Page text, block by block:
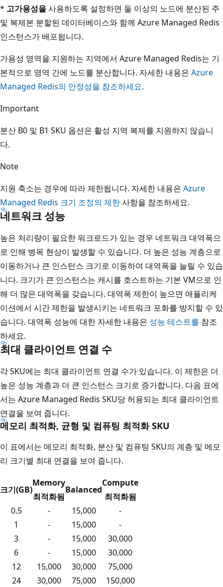
* 고가용성을사용하도록 설정하면 둘 이상의 노드에 분산된 주
및 복제본 분할된 데이터베이스와 함께 Azure Managed Redis
인스턴스가 배포됩니다.
가용성 영역을 지원하는 지역에서 Azure Managed Redis는 기
본적으로 영역 간에 노드를 분산합니다. 자세한 내용은 Azure
Managed Redis의 안정성을 참조하세요.
Important
분산 B0 및 B1 SKU 옵션은 활성 지역 복제를 지원하지 않습니
다.
Note
지원 축소는 경우에 따라 제한됩니다. 자세한 내용은 Azure
Managed Redis 크기 조정의 제한사항을 참조하세요.
네트워크 성능
높은 처리량이 필요한 워크로드가 있는 경우 네트워크 대역폭으
로 인해 병목 현상이 발생할 수 있습니다. 더 높은 성능 계층으로
이동하거나 큰 인스턴스 크기로 이동하여 대역폭을 늘릴 수 있습
니다. 크기가 큰 인스턴스는 캐시를 호스트하는 기본 VM으로 인
해 더 많은 대역폭을 갖습니다. 대역폭 제한이 높으면 애플리케
이션에서 시간 제한을 발생시키는 네트워크 포화를 방지할 수 있
습니다. 대역폭 성능에 대한 자세한 내용은 성능 테스트를 참조
하세요.
최대 클라이언트 연결 수
각 SKU에는 최대 클라이언트 연결 수가 있습니다. 이 제한은 더
높은 성능 계층과 더 큰 인스턴스 크기로 증가합니다. 다음 표에
서는 Azure Managed Redis SKU당 허용되는 최대 클라이언트
연결을 보여 줍니다.
메모리 최적화, 균형 및 컴퓨팅 최적화 SKU
이 표에서는 메모리 최적화, 분산 및 컴퓨팅 SKU의 계층 및 메모
리 크기별 최대 연결을 보여 줍니다.
크기(GB)
Memory
최적화됨
Balanced
Compute
최적화됨
0.5
- 15,000
-
1
- 15,000
-
3
- 15,000
30,000
6
- 15,000
30,000
12
15,000 30,000
75,000
24
30,000 75,000
150,000